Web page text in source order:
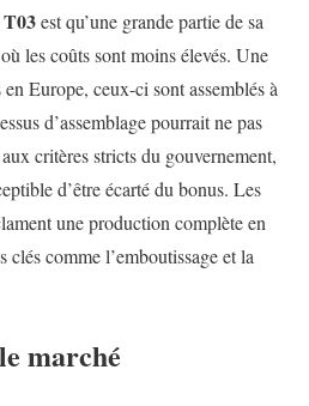
est qu’une grande partie de sa
les coûts sont moins élevés. Une
Europe, ceux-ci sont assemblés à
d’assemblage pourrait ne pas
critères stricts du gouvernement,
d’être écarté du bonus. Les
une production complète en
comme l’emboutissage et la
marché